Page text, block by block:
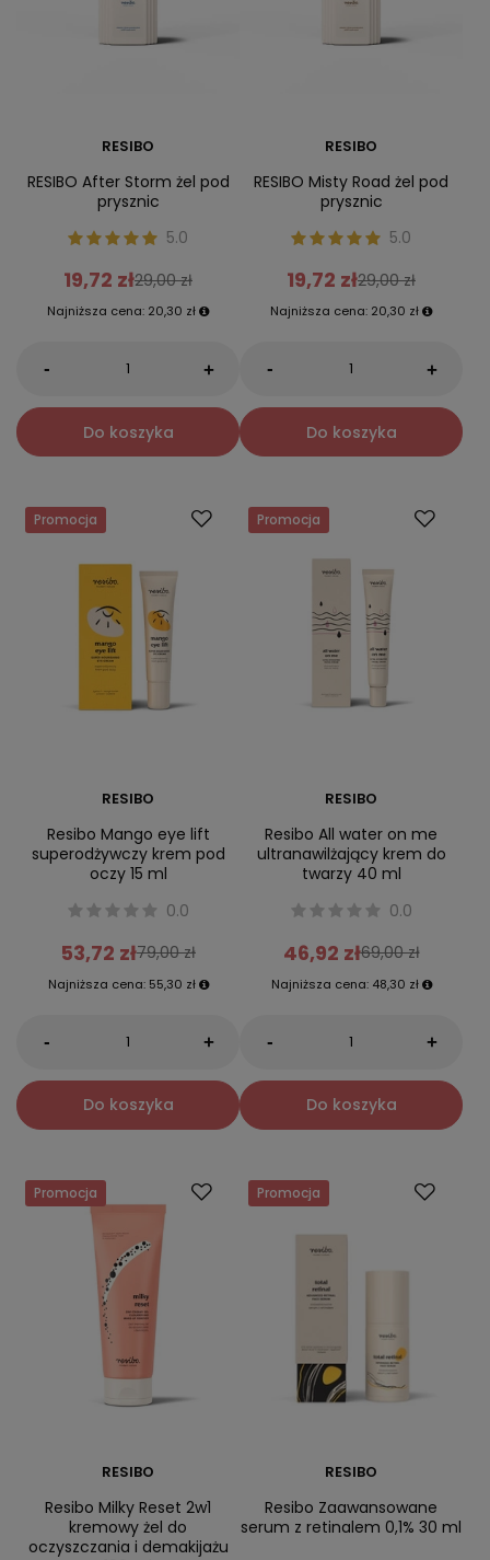
RESIBO
RESIBO After Storm żel pod
prysznic
5.0
19,72 zł29,00 zł
Najniższa cena: 20,30 zł
- +
Do koszyka
RESIBO
RESIBO Misty Road żel pod
prysznic
5.0
19,72 zł29,00 zł
Najniższa cena: 20,30 zł
- +
Do koszyka
Promocja
RESIBO
Resibo Mango eye lift
superodżywczy krem pod
oczy 15 ml
0.0
53,72 zł79,00 zł
Najniższa cena: 55,30 zł
- +
Do koszyka
Promocja
RESIBO
Resibo All water on me
ultranawilżający krem do
twarzy 40 ml
0.0
46,92 zł69,00 zł
Najniższa cena: 48,30 zł
- +
Do koszyka
Promocja
RESIBO
Resibo Milky Reset 2w1
kremowy żel do
oczyszczania i demakijażu
Promocja
RESIBO
Resibo Zaawansowane
serum z retinalem 0,1% 30 ml